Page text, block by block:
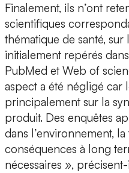
Finalement, ils n’ont
scientifiques
thématique de santé, sur
initialement repérés
PubMed et Web of
aspect a été négligé car
principalement sur la
produit. Des enquêtes
dans l’environnement,
conséquences à long
nécessaires »,